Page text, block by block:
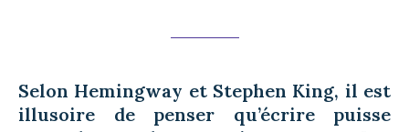
Selon Hemingway et Stephen King, il est
illusoire de penser qu’écrire puisse